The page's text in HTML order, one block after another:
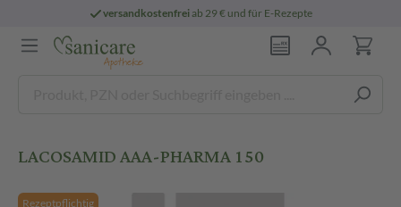
versandkostenfreiab 29 € und für E-Rezepte
LACOSAMID AAA-PHARMA 150
Rezeptpflichtig